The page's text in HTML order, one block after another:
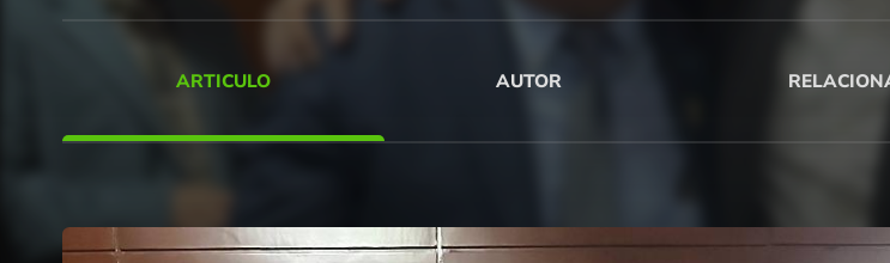
ARTICULO AUTOR